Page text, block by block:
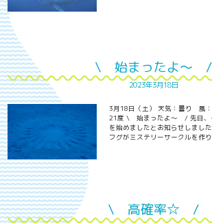
\ 始まったよ～ /
2023年3月18日
3月18日（土） 天気：曇り 風
21度 \ 始まったよ～ / 先日、
を始めましたとお知らせしまし
フグがミステリーサークルを作
\ 高確率☆ /